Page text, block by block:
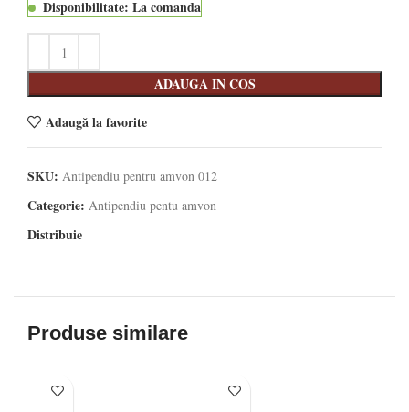
Disponibilitate: La comanda
ADAUGA IN COS
Adaugă la favorite
SKU: Antipendiu pentru amvon 012
Categorie: Antipendiu pentu amvon
Distribuie
Produse similare